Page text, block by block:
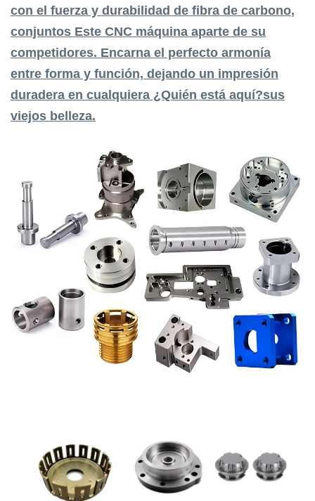
con el fuerza y durabilidad de fibra de carbono,
conjuntos Este CNC máquina aparte de su
competidores. Encarna el perfecto armonía
entre forma y función, dejando un impresión
duradera en cualquiera ¿Quién está aquí?sus
viejos belleza.